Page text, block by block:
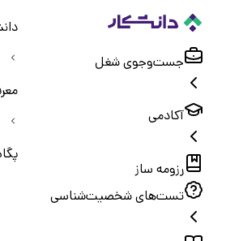
جست‌و‌جوی شغل
آکادمی
رزومه ساز
تست‌های شخصیت‌شناسی